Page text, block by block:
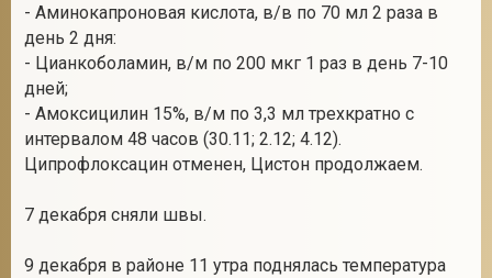
- Аминокапроновая кислота, в/в по 70 мл 2 раза в
день 2 дня:
- Цианкоболамин, в/м по 200 мкг 1 раз в день 7-10
дней;
- Амоксицилин 15%, в/м по 3,3 мл трехкратно с
интервалом 48 часов (30.11; 2.12; 4.12).
Ципрофлоксацин отменен, Цистон продолжаем.
7 декабря сняли швы.
9 декабря в районе 11 утра поднялась температура